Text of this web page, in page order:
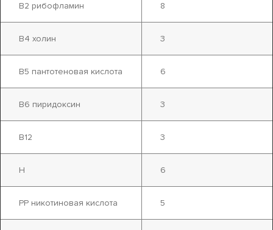
B2 рибофламин 8
B4 холин 3
B5 пантотеновая кислота 6
B6 пиридоксин 3
B12 3
H 6
PP никотиновая кислота 5